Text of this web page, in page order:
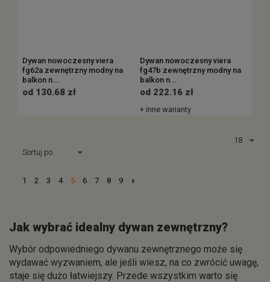
Dywan nowoczesny viera
fg62a zewnętrzny modny na
balkon n...
od 130.68 zł
Dywan nowoczesny viera
fg47b zewnętrzny modny na
balkon n...
od 222.16 zł
+ inne warianty
1 2 3 4 5 6 7 8 9
Jak wybrać idealny dywan zewnętrzny?
Wybór odpowiedniego dywanu zewnętrznego może się
wydawać wyzwaniem, ale jeśli wiesz, na co zwrócić uwagę,
staje się dużo łatwiejszy. Przede wszystkim warto się